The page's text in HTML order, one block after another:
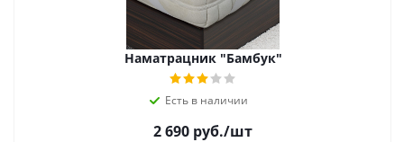
Наматрацник "Бамбук"
Есть в наличии
2 690 руб./шт